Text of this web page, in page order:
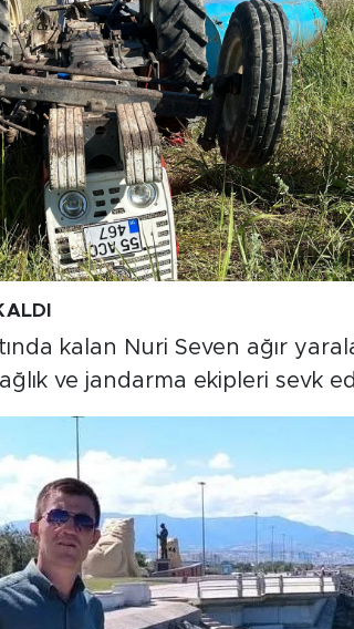
kalan Nuri Seven ağır
ve jandarma ekipleri sevk